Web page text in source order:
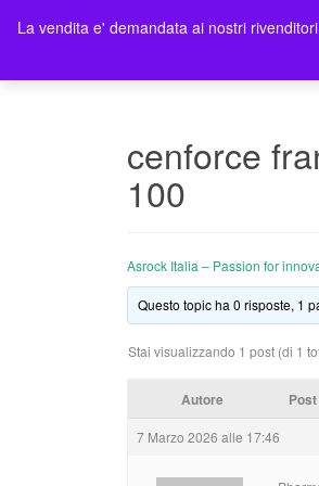
cenforce
100
Asrock Italia – Passion for
Questo topic ha 0 risposte, 1
Stai visualizzando 1 post (di 1
Autore Post
7 Marzo 2026 alle 17:46
La vendita e' demandata ai nostri